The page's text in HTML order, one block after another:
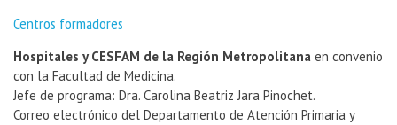
Centros formadores
Hospitales y CESFAM de la Región Metropolitana en convenio
con la Facultad de Medicina.
Jefe de programa: Dra. Carolina Beatriz Jara Pinochet.
Correo electrónico del Departamento de Atención Primaria y